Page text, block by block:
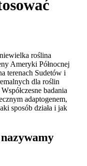
roślina
Ameryki Północnej
terenach Sudetów i
dla roślin
badania
adaptogenem,
sposób działa i jak